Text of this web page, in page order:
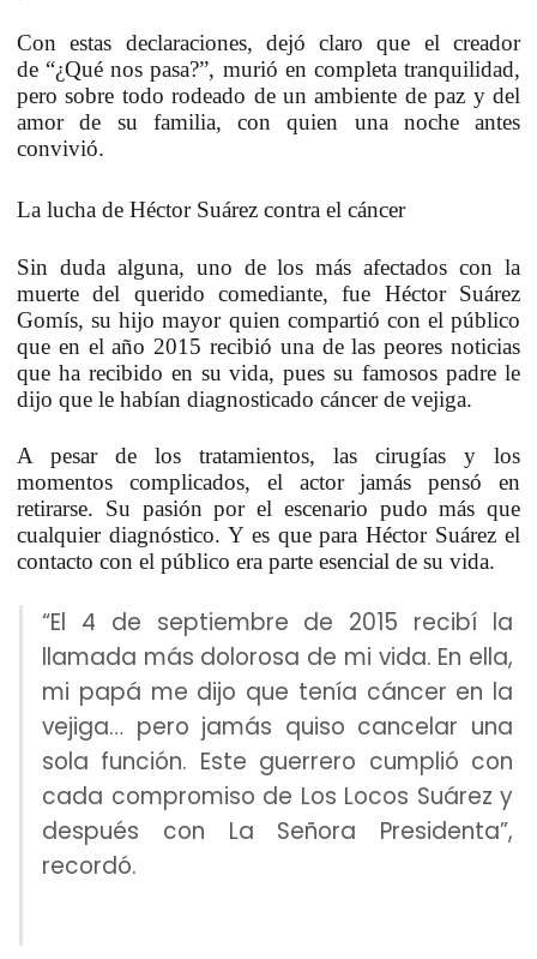
Con estas declaraciones, dejó claro que el creador
de “¿Qué nos pasa?”, murió en completa tranquilidad,
pero sobre todo rodeado de un ambiente de paz y del
amor de su familia, con quien una noche antes
convivió.
La lucha de Héctor Suárez contra el cáncer
Sin duda alguna, uno de los más afectados con la
muerte del querido comediante, fue Héctor Suárez
Gomís, su hijo mayor quien compartió con el público
que en el año 2015 recibió una de las peores noticias
que ha recibido en su vida, pues su famosos padre le
dijo que le habían diagnosticado cáncer de vejiga.
A pesar de los tratamientos, las cirugías y los
momentos complicados, el actor jamás pensó en
retirarse. Su pasión por el escenario pudo más que
cualquier diagnóstico. Y es que paraHéctor Suárez el
contacto con el público era parte esencial de su vida.
“El 4 de septiembre de 2015 recibí la
llamada más dolorosa de mi vida. En ella,
mi papá me dijo que tenía cáncer en la
vejiga… pero jamás quiso cancelar una
sola función. Este guerrero cumplió con
cada compromiso de Los Locos Suárez y
después con La Señora Presidenta”,
recordó.